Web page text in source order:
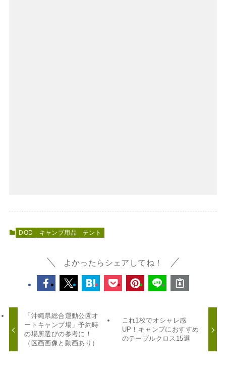
DOD キャンプ用品 テント
よかったらシェアしてね！
「沖縄県総合運動公園オ
ートキャンプ場」予約時
の場所選びの参考に！
（区画画像と動画あり）
これ1枚でオシャレ感
UP！キャンプにおすすめ
のテーブルクロス15選